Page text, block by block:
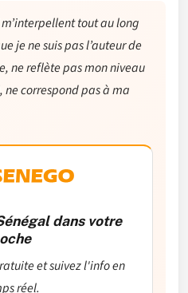
tout au long
je ne suis pas l’auteur de
ne reflète pas mon niveau
ne correspond pas à ma
dans votre
et suivez l'info en
réel.